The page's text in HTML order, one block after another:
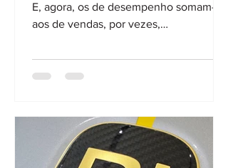
E, agora, os de desempenho somam-se
aos de vendas, por vezes,
desta vez, de desempenho. O GAC
Hyptec SSR é o protagonista do mais
de realizar manobra de “drift” a 214,523
km/h! O supercarro chinês é assim,
oficialmente, o protagonista do “drift”